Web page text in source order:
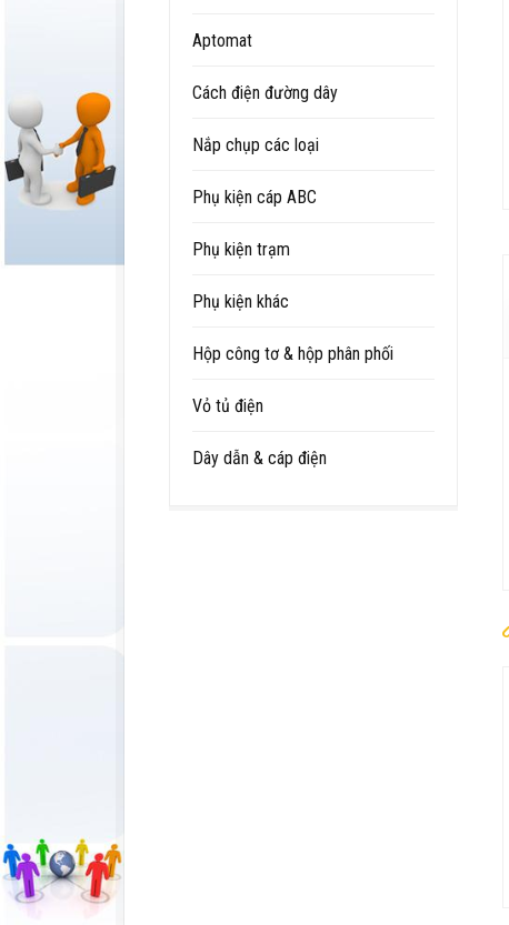
Aptomat
Cách điện đường dây
Nắp chụp các loại
Phụ kiện cáp ABC
Phụ kiện trạm
Phụ kiện khác
Hộp công tơ & hộp phân phối
Vỏ tủ điện
Dây dẫn & cáp điện